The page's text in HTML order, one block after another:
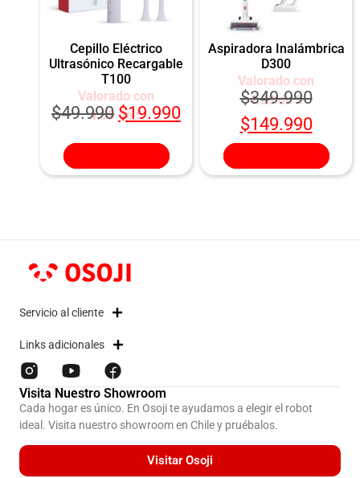
Cepillo Eléctrico
Ultrasónico Recargable
T100
Valorado con
4.99de 5
$49.990 $19.990
Aspiradora Inalámbrica
D300
Valorado con
4.89de 5
$349.990
$149.990
Servicio al cliente
Links adicionales
Visita Nuestro Showroom
Cada hogar es único. En Osoji te ayudamos a elegir el robot
ideal. Visita nuestro showroom en Chile y pruébalos.
Visitar Osoji